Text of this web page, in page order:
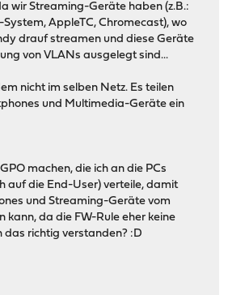
wir Streaming-Geräte haben (z.B.:
AppleTC, Chromecast), wo
drauf streamen und diese Geräte
von VLANs ausgelegt sind...
nicht im selben Netz. Es teilen
und Multimedia-Geräte ein
machen, die ich an die PCs
auf die End-User) verteile, damit
und Streaming-Geräte vom
kann, da die FW-Rule eher keine
das richtig verstanden? :D